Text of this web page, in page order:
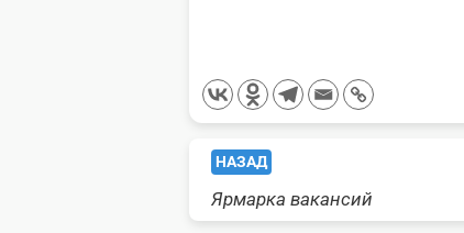
<span
class="nav-
НАЗАД
Ярмарка вакансий